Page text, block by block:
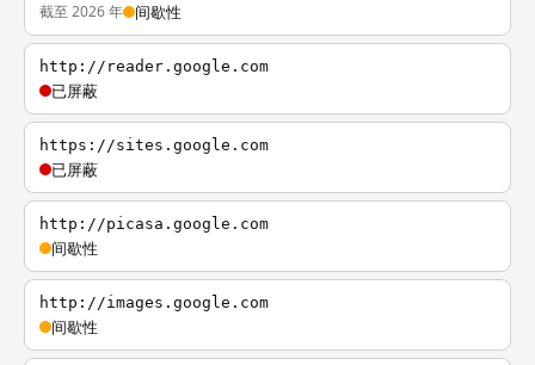
截至 2026 年 间歇性
http://reader.google.com
已屏蔽
https://sites.google.com
已屏蔽
http://picasa.google.com
间歇性
http://images.google.com
间歇性